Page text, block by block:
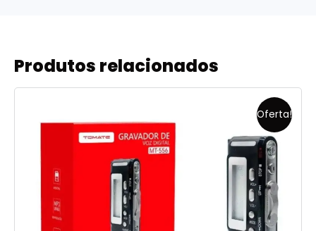
Produtos relacionados
Oferta!